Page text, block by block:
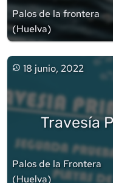
Palos de la frontera
(Huelva)
18 junio, 2022
Travesía
Palos de la Frontera
(Huelva)